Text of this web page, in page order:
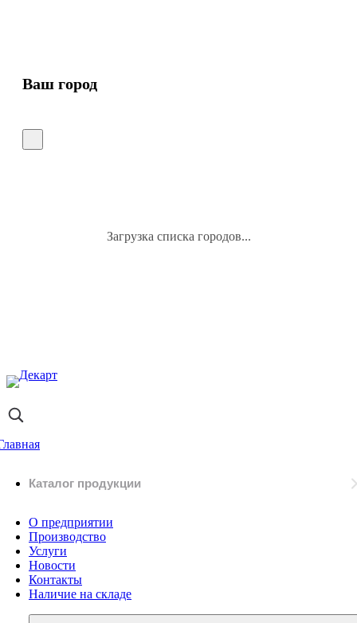
Ваш город
Загрузка списка городов...
Каталог продукции
О предприятии
Производство
Услуги
Новости
Контакты
Наличие на складе